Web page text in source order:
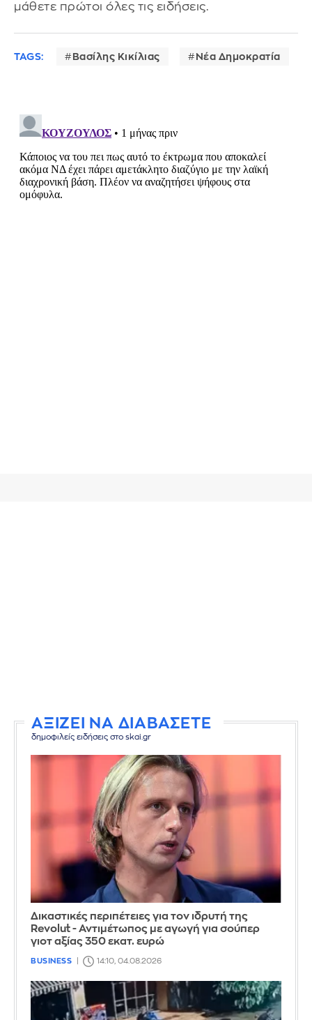
μάθετε πρώτοι όλες τις ειδήσεις.
TAGS: Βασίλης Κικίλιας Νέα Δημοκρατία
ΑΞΙΖΕΙ ΝΑ ΔΙΑΒΑΣΕΤΕ
δημοφιλείς ειδήσεις στο skai.gr
Δικαστικές περιπέτειες για τον ιδρυτή της
Revolut - Αντιμέτωπος με αγωγή για σούπερ
γιοτ αξίας 350 εκατ. ευρώ
BUSINESS 14:10, 04.08.2026